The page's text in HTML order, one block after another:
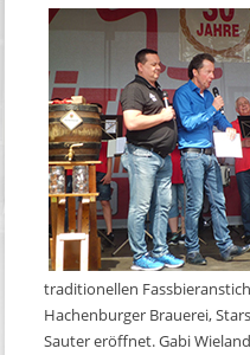
traditionellen
Hachenburger Brauerei,
Sauter eröffnet. Gabi